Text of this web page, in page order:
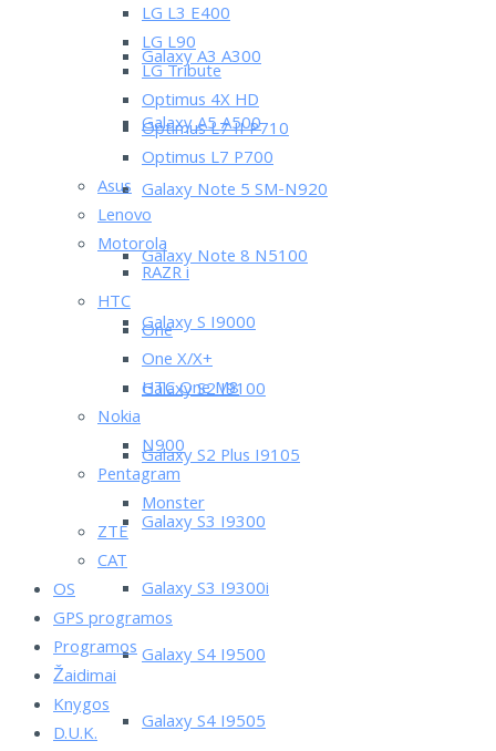
Galaxy A3 A300
Galaxy A5 A500
Galaxy Note 5 SM-N920
Galaxy Note 8 N5100
Galaxy S I9000
Galaxy S2 I9100
Galaxy S2 Plus I9105
Galaxy S3 I9300
Galaxy S3 I9300i
Galaxy S4 I9500
Galaxy S4 I9505
LG L3 E400
LG L90
LG Tribute
Optimus 4X HD
Optimus L7 II P710
Optimus L7 P700
Asus
Lenovo
Motorola
RAZR i
HTC
One
One X/X+
HTC One M8
Nokia
N900
Pentagram
Monster
ZTE
CAT
OS
GPS programos
Programos
Žaidimai
Knygos
D.U.K.